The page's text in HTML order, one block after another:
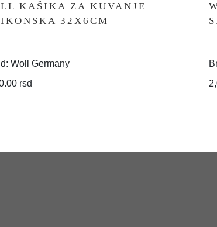
KAŠIKA ZA KUVANJE
32X6CM
Woll Germany
rsd